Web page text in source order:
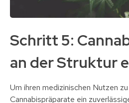
Schritt 5:
an der Struktur
Um ihren medizinischen Nutzen
Cannabispräparate ein